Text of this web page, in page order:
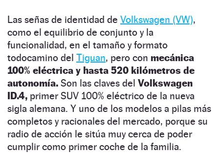
Las señas de identidad de Volkswagen (VW),
como el equilibrio de conjunto y la
funcionalidad, en el tamaño y formato
todocamino del Tiguan, pero con mecánica
100% eléctrica y hasta 520 kilómetros de
autonomía. Son las claves del Volkswagen
ID.4, primer SUV 100% eléctrico de la nueva
sigla alemana. Y uno de los modelos a pilas más
completos y racionales del mercado, porque su
radio de acción le sitúa muy cerca de poder
cumplir como primer coche de la familia.